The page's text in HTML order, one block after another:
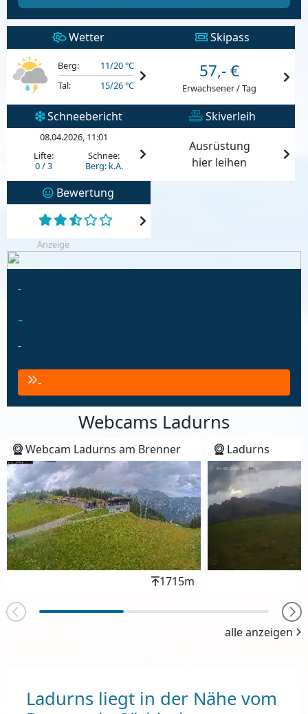
Wetter
Berg:
11/20 °C
Tal:
15/26 °C
Skipass
57,- €
Erwachsener / Tag
Schneebericht
08.04.2026, 11:01
Lifte:
0 / 3
Schnee:
Berg: k.A.
Skiverleih
Ausrüstung
hier leihen
Bewertung
Anzeige
-
-
-
-
Webcams Ladurns
Webcam Ladurns am Brenner
Höhenwert
1715m
Ladurns
alle anzeigen
Ladurns liegt in der Nähe vom